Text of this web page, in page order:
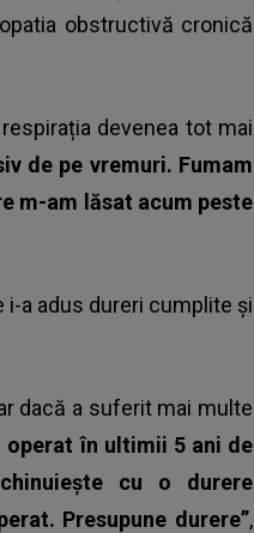
obstructivă cronică
devenea tot mai
de pe vremuri. Fumam
m-am lăsat acum peste
a adus dureri cumplite și
dacă a suferit mai multe
operat în ultimii 5 ani de
cu o durere
Presupune durere”,